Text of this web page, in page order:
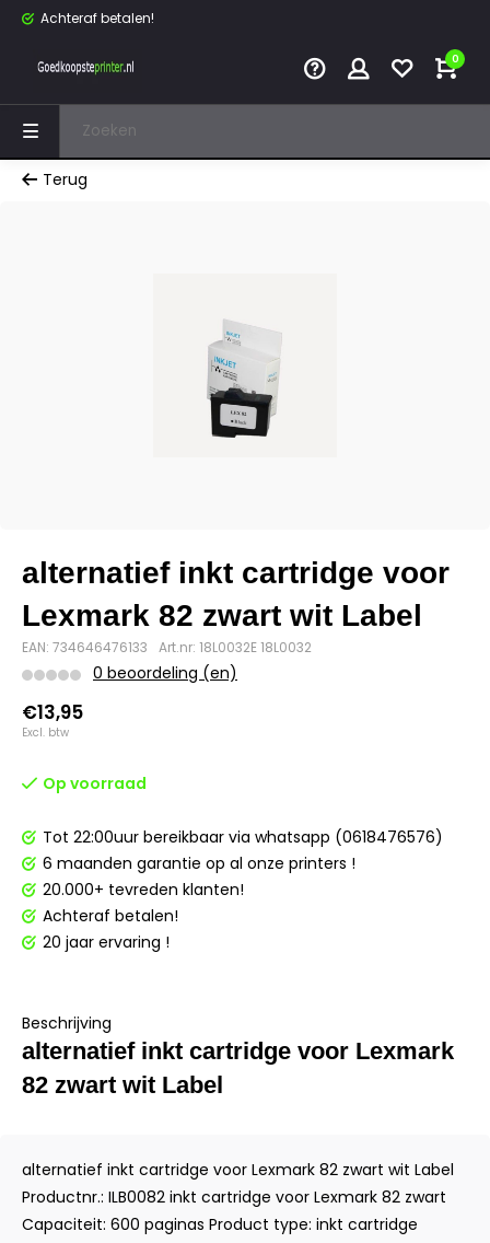
Achteraf betalen!
0
Terug
alternatief inkt cartridge voor
Lexmark 82 zwart wit Label
EAN: 734646476133 Art.nr: 18L0032E 18L0032
0 beoordeling (en)
€13,95
Excl. btw
Op voorraad
Tot 22:00uur bereikbaar via whatsapp (0618476576)
6 maanden garantie op al onze printers !
20.000+ tevreden klanten!
Achteraf betalen!
20 jaar ervaring !
Beschrijving
alternatief inkt cartridge voor Lexmark
82 zwart wit Label
alternatief inkt cartridge voor Lexmark 82 zwart wit Label
Productnr.: ILB0082 inkt cartridge voor Lexmark 82 zwart
Capaciteit: 600 paginas Product type: inkt cartridge